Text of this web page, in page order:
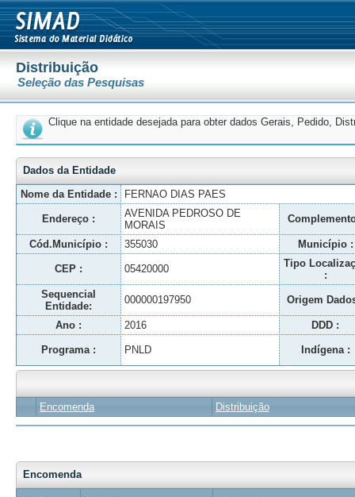
Distribuição
Seleção das Pesquisas
Clique na entidade desejada para obter dados Gerais, Pedido,
Dados da Entidade
Nome da Entidade :
FERNAO DIAS PAES
Endereço :
AVENIDA PEDROSO DE
MORAIS
Cód.Município : 355030 Município :
CEP : 05420000
Tipo
:
Sequencial
Entidade:
000000197950 Origem
Ano : 2016 DDD :
Programa : PNLD Indígena :
Encomenda Distribuição
Encomenda